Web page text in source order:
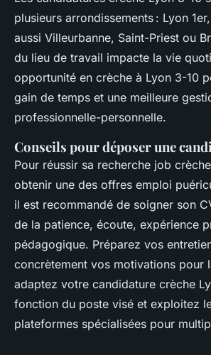
plusieurs arrondissements : Lyon
aussi Villeurbanne, Saint-Priest ou
du lieu de travail impacte la vie
opportunité en crèche à Lyon 3-10
gain de temps et une meilleure
professionnelle-personnelle.
Conseils pour déposer une
Pour réussir sa recherche job
obtenir une des offres emploi
il est recommandé de soigner son
de la patience, écoute, expérience
pédagogique. Préparez vos
concrètement vos motivations pour
adaptez votre candidature crèche
fonction du poste visé et exploitez
plateformes spécialisées pour